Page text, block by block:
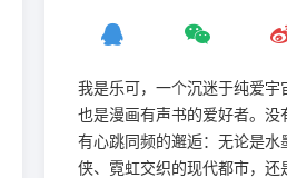
我是‌乐可，一个沉迷于纯爱宇
也是漫画有声书的爱好者。没
有心跳同频的邂逅：无论是水
侠、霓虹交织的现代都市，还